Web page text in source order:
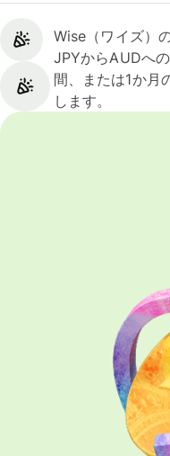
Wise（ワイズ）
JPYからAUDへ
間、または1か月
します。